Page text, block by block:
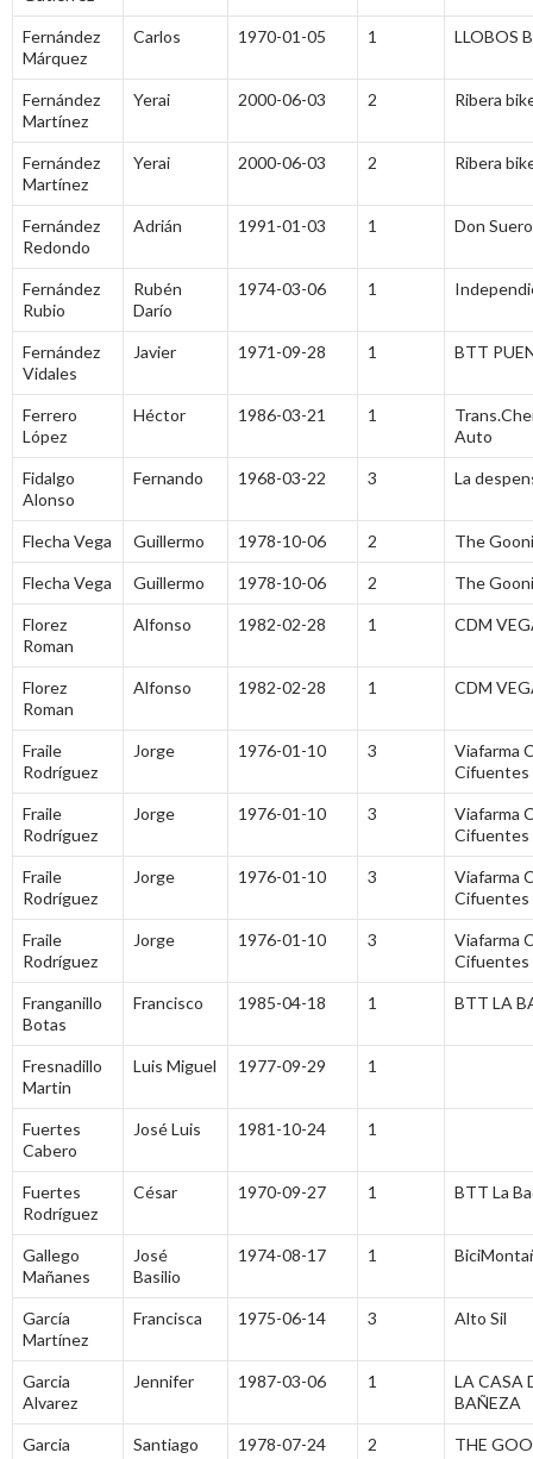
Fernández
Márquez
Carlos 1970-01-05 1 LLOBOS
Fernández
Martínez
Yerai 2000-06-03 2 Ribera
Fernández
Martínez
Yerai 2000-06-03 2 Ribera
Fernández
Redondo
Adrián 1991-01-03 1 Don
Fernández
Rubio
Rubén
Darío
1974-03-06 1
Fernández
Vidales
Javier 1971-09-28 1 BTT
Ferrero
López
Héctor 1986-03-21 1
Auto
Fidalgo
Alonso
Fernando 1968-03-22 3 La
Flecha Vega Guillermo 1978-10-06 2 The
Flecha Vega Guillermo 1978-10-06 2 The
Florez
Roman
Alfonso 1982-02-28 1 CDM
Florez
Roman
Alfonso 1982-02-28 1 CDM
Fraile
Rodríguez
Jorge 1976-01-10 3
Viafarma
Cifuentes
Fraile
Rodríguez
Jorge 1976-01-10 3
Viafarma
Cifuentes
Fraile
Rodríguez
Jorge 1976-01-10 3
Viafarma
Cifuentes
Fraile
Rodríguez
Jorge 1976-01-10 3
Viafarma
Cifuentes
Franganillo
Botas
Francisco 1985-04-18 1 BTT LA
Fresnadillo
Martin
Luis Miguel 1977-09-29 1
Fuertes
Cabero
José Luis 1981-10-24 1
Fuertes
Rodríguez
César 1970-09-27 1 BTT La
Gallego
Mañanes
José
Basilio
1974-08-17 1
García
Martínez
Francisca 1975-06-14 3 Alto Sil
Garcia
Alvarez
Jennifer 1987-03-06 1
LA CASA
BAÑEZA
Garcia
Santiago 1978-07-24 2 THE